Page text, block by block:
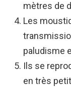
mètres de
Les
paludisme
Ils se
en très